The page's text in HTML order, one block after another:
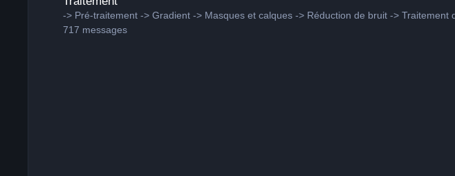
-> Pré-traitement -> Gradient -> Masques et calques -> Réduction de bruit ->
717 messages